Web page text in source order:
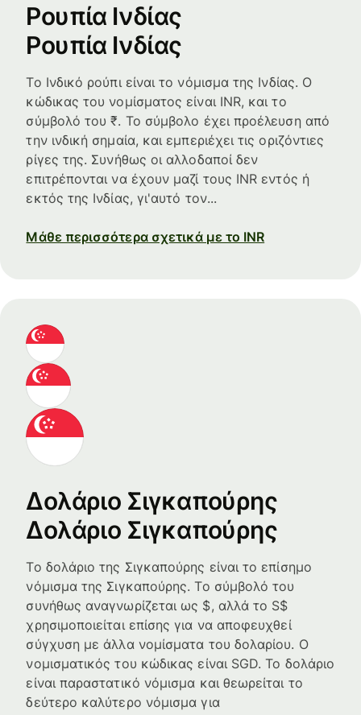
Ρουπία Ινδίας
Ρουπία Ινδίας
Το Ινδικό ρούπι είναι το νόμισμα της Ινδίας. Ο
κώδικας του νομίσματος είναι INR, και το
σύμβολό του ₹. Το σύμβολο έχει προέλευση από
την ινδική σημαία, και εμπεριέχει τις οριζόντιες
ρίγες της. Συνήθως οι αλλοδαποί δεν
επιτρέπονται να έχουν μαζί τους INR εντός ή
εκτός της Ινδίας, γι'αυτό τον...
Μάθε περισσότερα σχετικά με το INR
Δολάριο Σιγκαπούρης
Δολάριο Σιγκαπούρης
Το δολάριο της Σιγκαπούρης είναι το επίσημο
νόμισμα της Σιγκαπούρης. Το σύμβολό του
συνήθως αναγνωρίζεται ως $, αλλά το S$
χρησιμοποιείται επίσης για να αποφευχθεί
σύγχυση με άλλα νομίσματα του δολαρίου. Ο
νομισματικός του κώδικας είναι SGD. Το δολάριο
είναι παραστατικό νόμισμα και θεωρείται το
δεύτερο καλύτερο νόμισμα για